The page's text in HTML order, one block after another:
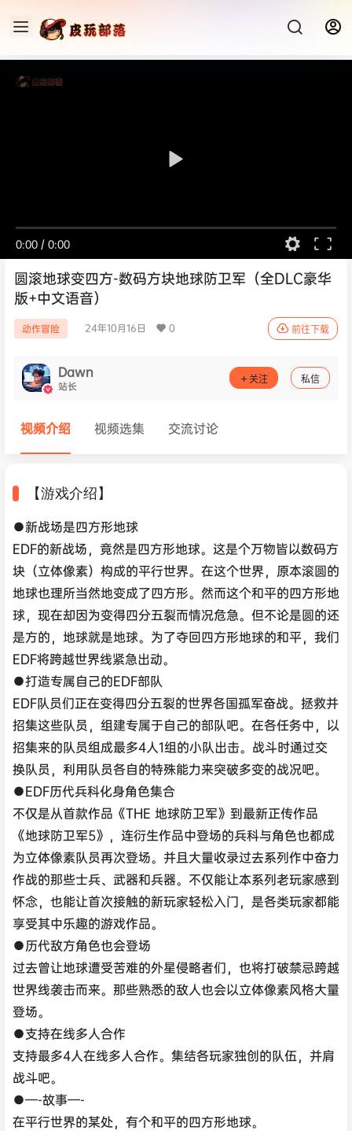
0:00 / 0:00
圆滚地球变四方-数码方块地球防卫军（全DLC豪华
版+中文语音）
动作冒险 24年10月16日 0 前往下载
Dawn
站长 关注 私信
视频介绍 视频选集 交流讨论
【游戏介绍】
●新战场是四方形地球
EDF的新战场，竟然是四方形地球。这是个万物皆以数码方
块（立体像素）构成的平行世界。在这个世界，原本滚圆的
地球也理所当然地变成了四方形。然而这个和平的四方形地
球，现在却因为变得四分五裂而情况危急。但不论是圆的还
是方的，地球就是地球。为了夺回四方形地球的和平，我们
EDF将跨越世界线紧急出动。
●打造专属自己的EDF部队
EDF队员们正在变得四分五裂的世界各国孤军奋战。拯救并
招集这些队员，组建专属于自己的部队吧。在各任务中，以
招集来的队员组成最多4人1组的小队出击。战斗时通过交
换队员，利用队员各自的特殊能力来突破多变的战况吧。
●EDF历代兵科化身角色集合
不仅是从首款作品《THE 地球防卫军》到最新正传作品
《地球防卫军5》，连衍生作品中登场的兵科与角色也都成
为立体像素队员再次登场。并且大量收录过去系列作中奋力
作战的那些士兵、武器和兵器。不仅能让本系列老玩家感到
怀念，也能让首次接触的新玩家轻松入门，是各类玩家都能
享受其中乐趣的游戏作品。
●历代敌方角色也会登场
过去曾让地球遭受苦难的外星侵略者们，也将打破禁忌跨越
世界线袭击而来。那些熟悉的敌人也会以立体像素风格大量
登场。
●支持在线多人合作
支持最多4人在线多人合作。集结各玩家独创的队伍，并肩
战斗吧。
●—-故事—-
在平行世界的某处，有个和平的四方形地球。